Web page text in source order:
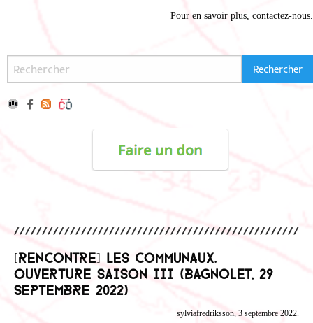
Pour en savoir plus, contactez-nous
[Rencontre] Les Communaux.
Ouverture saison III (Bagnolet, 29
septembre 2022)
sylviafredriksson, 3 septembre 2022.